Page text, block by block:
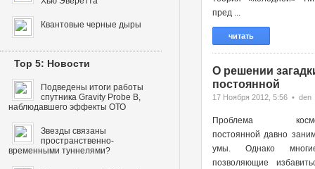
пред ...
читать
О решении
постоянной
17 Ноября 2012, 5:56 • den
Проблема
постоянной давно
умы. Однако
позволяющие
Квантовые черные дыры
Top 5: Новости
Подведены итоги работы
спутника Gravity Probe B,
наблюдавшего эффекты ОТО
Звезды связаны
пространственно-
временными туннелями?